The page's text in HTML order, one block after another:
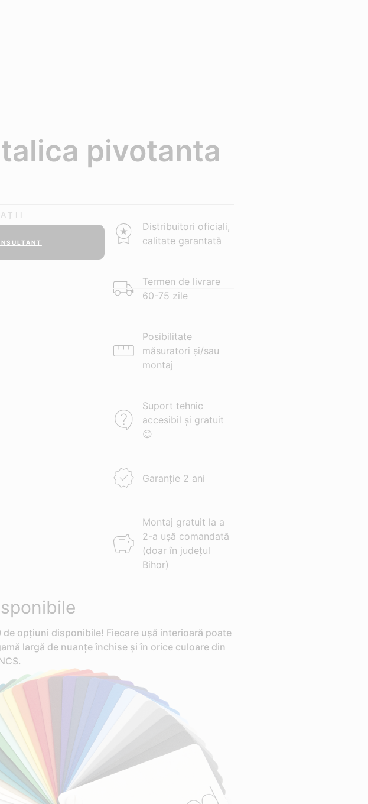
pivotanta
Distribuitori oficiali,
calitate garantată
Termen de livrare
60-75 zile
Posibilitate
măsuratori și/sau
montaj
Suport tehnic
accesibil și gratuit
😊
Garanție 2 ani
Montaj gratuit la a
2-a ușă comandată
(doar în județul
Bihor)
de opțiuni disponibile! Fiecare ușă interioară poate
largă de nuanțe închise și în orice culoare din